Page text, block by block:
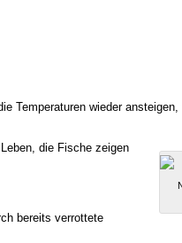
Temperaturen wieder
die Fische zeigen
bereits verrottete